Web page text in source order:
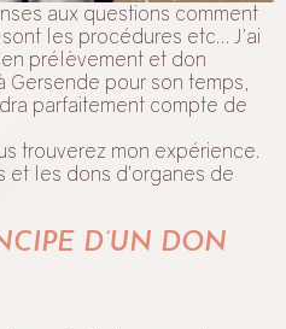
aux questions comment
les procédures etc… J’ai
prélèvement et don
Gersende pour son temps,
parfaitement compte de
trouverez mon expérience.
et les dons d’organes de
D’UN DON